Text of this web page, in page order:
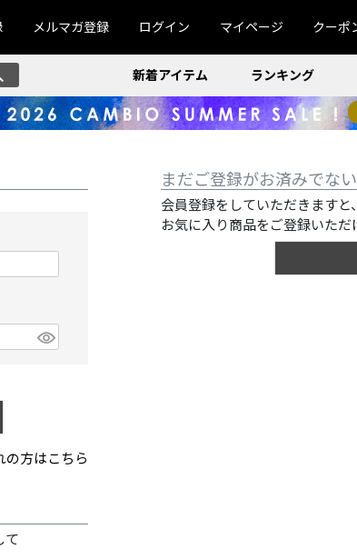
メルマガ登録 ログイン マイページ クーポ
新着アイテム ランキング
の方はこちら
て
まだご登録がお済みでな
会員登録をしていただきますと
お気に入り商品をご登録いただ